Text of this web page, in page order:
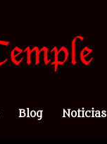
Blog Noticias